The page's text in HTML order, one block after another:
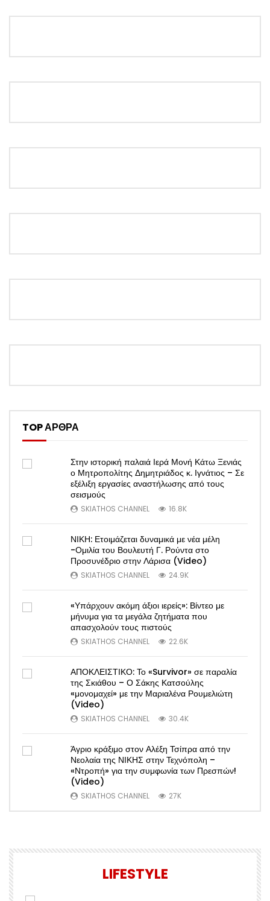
TOP ΑΡΘΡΑ
Στην ιστορική παλαιά Ιερά Μονή Κάτω Ξενιάς
ο Μητροπολίτης Δημητριάδος κ. Ιγνάτιος – Σε
εξέλιξη εργασίες αναστήλωσης από τους
σεισμούς
SKIATHOS CHANNEL 16.8K
ΝΙΚΗ: Ετοιμάζεται δυναμικά με νέα μέλη
-Ομιλία του Βουλευτή Γ. Ρούντα στο
Προσυνέδριο στην Λάρισα (Video)
SKIATHOS CHANNEL 24.9K
«Υπάρχουν ακόμη άξιοι ιερείς»: Βίντεο με
μήνυμα για τα μεγάλα ζητήματα που
απασχολούν τους πιστούς
SKIATHOS CHANNEL 22.6K
ΑΠΟΚΛΕΙΣΤΙΚΟ: Το «Survivor» σε παραλία
της Σκιάθου – Ο Σάκης Κατσούλης
«μονομαχεί» με την Μαριαλένα Ρουμελιώτη
(Video)
SKIATHOS CHANNEL 30.4K
Άγριο κράξιμο στον Αλέξη Τσίπρα από την
Νεολαία της ΝΙΚΗΣ στην Τεχνόπολη –
«Ντροπή» για την συμφωνία των Πρεσπών!
(Video)
SKIATHOS CHANNEL 27K
LIFESTYLE